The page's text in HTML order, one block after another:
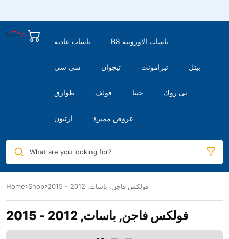
باسات عادية B8 باسات الاوروبية
سي سي تيجوان تيرامونت بيتل
طوارق قولف جيتا تى روك
ارتيون عروض مميزة
What are you looking for?
Home Shop فولكس فاجن, باسات, 2012 - 2015
فولكس فاجن, باسات, 2012 - 2015